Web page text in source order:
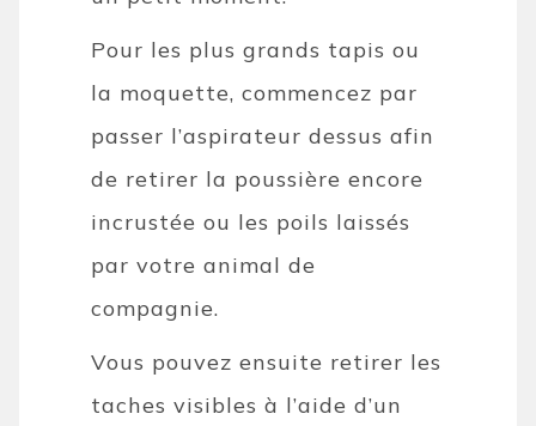
Pour les plus grands tapis ou
la moquette, commencez par
passer l’aspirateur dessus afin
de retirer la poussière encore
incrustée ou les poils laissés
par votre animal de
compagnie.
Vous pouvez ensuite retirer les
taches visibles à l’aide d’un